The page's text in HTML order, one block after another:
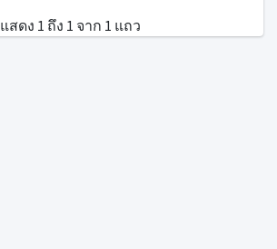
แสดง 1 ถึง 1 จาก 1 แถว